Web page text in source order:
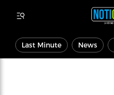
Last Minute News